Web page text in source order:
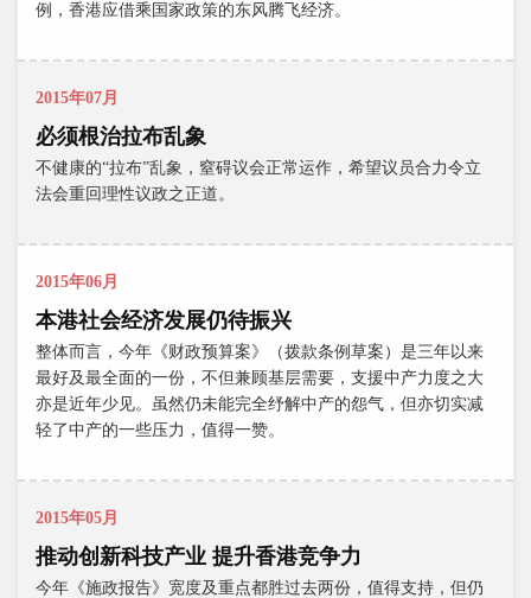
例，香港应借乘国家政策的东风腾飞经济。
2015年07月
必须根治拉布乱象
不健康的“拉布”乱象，窒碍议会正常运作，希望议员合力令立
法会重回理性议政之正道。
2015年06月
本港社会经济发展仍待振兴
整体而言，今年《财政预算案》（拨款条例草案）是三年以来
最好及最全面的一份，不但兼顾基层需要，支援中产力度之大
亦是近年少见。虽然仍未能完全纾解中产的怨气，但亦切实减
轻了中产的一些压力，值得一赞。
2015年05月
推动创新科技产业 提升香港竞争力
今年《施政报告》宽度及重点都胜过去两份，值得支持，但仍